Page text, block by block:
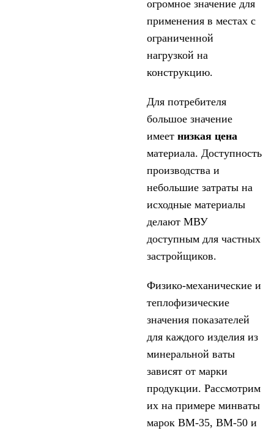
огромное значение для
применения в местах с
ограниченной
нагрузкой на
конструкцию.
Для потребителя
большое значение
имеет низкая цена
материала. Доступность
производства и
небольшие затраты на
исходные материалы
делают МВУ
доступным для частных
застройщиков.
Физико-механические и
теплофизические
значения показателей
для каждого изделия из
минеральной ваты
зависят от марки
продукции. Рассмотрим
их на примере минваты
марок ВМ-35, ВМ-50 и